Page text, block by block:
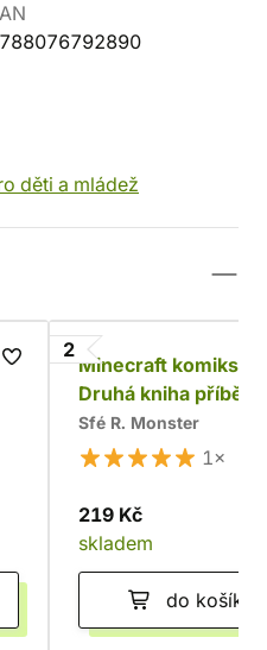
děti a mládež
2
Minecraft komiks:
Druhá kniha příběhů
Sfé R. Monster
1×
219 Kč
skladem
do košíku